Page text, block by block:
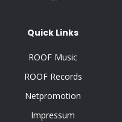
Quick Links
ROOF Music
ROOF Records
Netpromotion
Impressum